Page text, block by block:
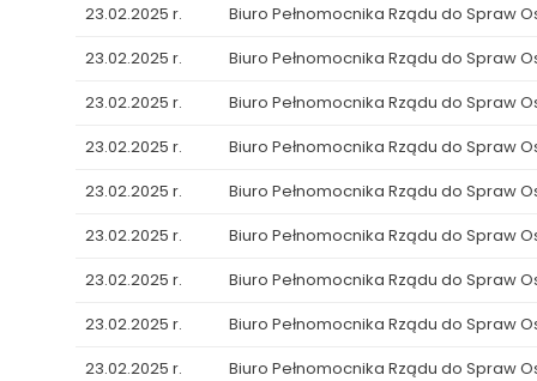
23.02.2025 r.
Biuro Pełnomocnika Rządu do Spraw
23.02.2025 r.
Biuro Pełnomocnika Rządu do Spraw
23.02.2025 r.
Biuro Pełnomocnika Rządu do Spraw
23.02.2025 r.
Biuro Pełnomocnika Rządu do Spraw
23.02.2025 r.
Biuro Pełnomocnika Rządu do Spraw
23.02.2025 r.
Biuro Pełnomocnika Rządu do Spraw
23.02.2025 r.
Biuro Pełnomocnika Rządu do Spraw
23.02.2025 r.
Biuro Pełnomocnika Rządu do Spraw
23.02.2025 r.
Biuro Pełnomocnika Rządu do Spraw